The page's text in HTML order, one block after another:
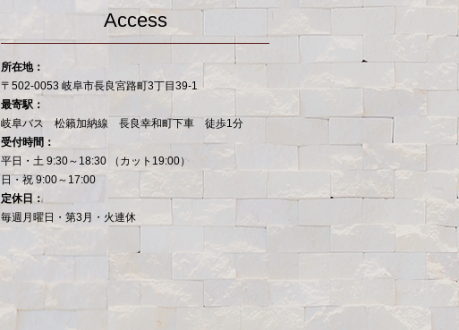
Access
所在地：
〒502-0053 岐阜市長良宮路町3丁目39-1
最寄駅：
岐阜バス 松籟加納線 長良幸和町下車 徒歩1分
受付時間：
平日・土 9:30～18:30 （カット19:00）
日・祝 9:00～17:00
定休日：
毎週月曜日・第3月・火連休